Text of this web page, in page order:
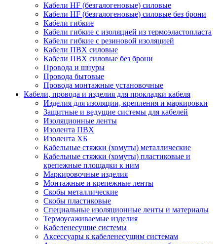
Кабели HF (безгалогеновые) силовые
Кабели HF (безгалогеновые) силовые без брони
Кабели гибкие
Кабели гибкие с изоляцией из термоэластопласта
Кабели гибкие с резиновой изоляцией
Кабели ПВХ силовые
Кабели ПВХ силовые без брони
Провода и шнуры
Провода бытовые
Провода монтажные установочные
Кабели, провода и изделия для прокладки кабеля
Изделия для изоляции, крепления и маркировки
Защитные и ведущие системы для кабелей
Изоляционные ленты
Изолента ПВХ
Изолента ХБ
Кабельные стяжки (хомуты) металлические
Кабельные стяжки (хомуты) пластиковые и
крепежные площадки к ним
Маркировочные изделия
Монтажные и крепежные ленты
Скобы металлические
Скобы пластиковые
Специальные изоляционные ленты и материалы
Термоусаживаемые изделия
Кабеленесущие системы
Аксессуары к кабеленесущим системам